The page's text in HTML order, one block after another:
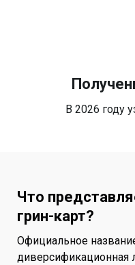
В 2026 году
Что
грин-карт?
Официальное
диверсификационная